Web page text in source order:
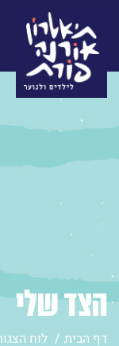
הצד שלי
דף הבית לוח